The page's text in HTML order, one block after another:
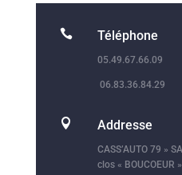
 Téléphone
05.49.67.66.09
06.83.36.84.29
 Addresse
CASS’AUTO 79 »
clos « BOUCOEUR